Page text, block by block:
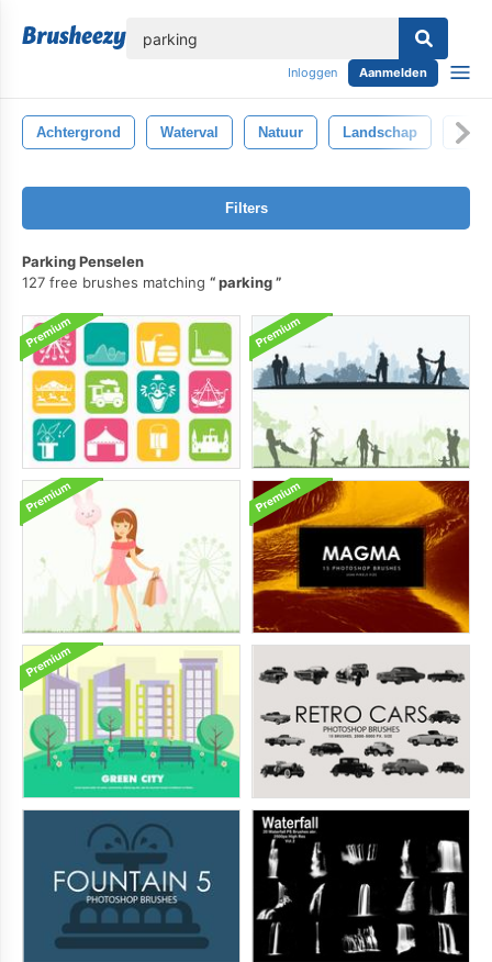
Inloggen Aanmelden
Achtergrond Waterval Natuur Landschap
Filters
Parking Penselen
127 free brushes matching
parking